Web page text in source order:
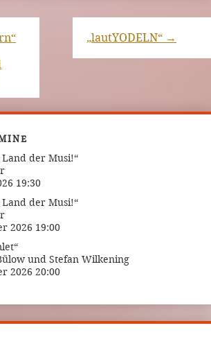
„lautYODELN“ →
der Musi!“
19:30
der Musi!“
2026 19:00
und Stefan Wilkening
2026 20:00